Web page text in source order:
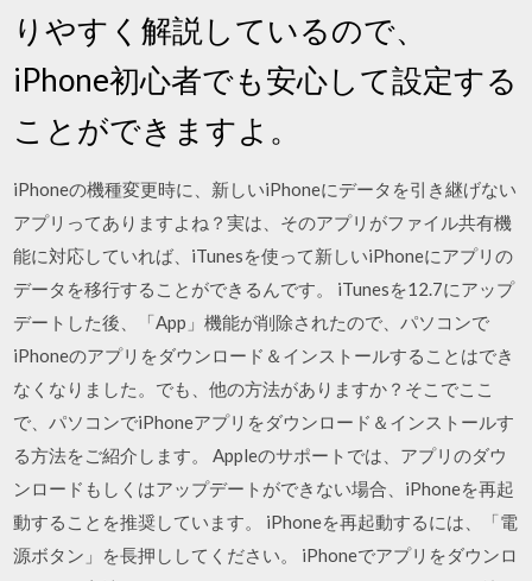
りやすく解説しているので、
iPhone初心者でも安心して設定する
ことができますよ。
iPhoneの機種変更時に、新しいiPhoneにデータを引き継げない
アプリってありますよね？実は、そのアプリがファイル共有機
能に対応していれば、iTunesを使って新しいiPhoneにアプリの
データを移行することができるんです。 iTunesを12.7にアップ
デートした後、「App」機能が削除されたので、パソコンで
iPhoneのアプリをダウンロード＆インストールすることはでき
なくなりました。でも、他の方法がありますか？そこでここ
で、パソコンでiPhoneアプリをダウンロード＆インストールす
る方法をご紹介します。 Appleのサポートでは、アプリのダウ
ンロードもしくはアップデートができない場合、iPhoneを再起
動することを推奨しています。 iPhoneを再起動するには、「電
源ボタン」を長押ししてください。 iPhoneでアプリをダウンロ